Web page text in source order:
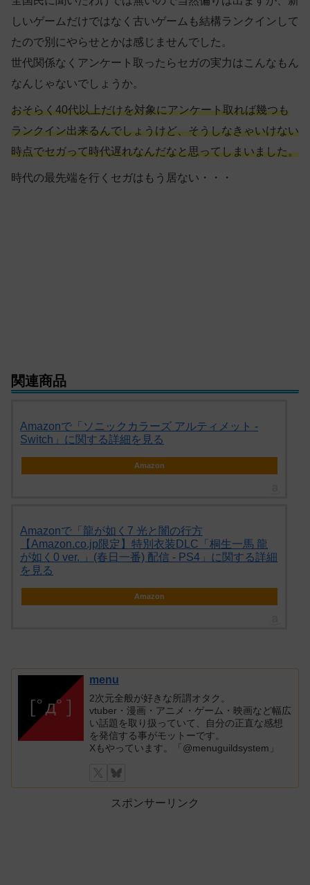
しいゲームだけではなく古いゲームも結構ランクインして
たので別にやらせとかは感じませんでした。
世代関係なくアンケート取ったらセガの実力はこんなもん
なんじゃないでしょうか。
おそらく40代以上だけを対象にアンケート取れば幾つも
ランクイン出来るんでしょうけど、そうしなきゃいけない
時点でセガって時代遅れなんだなと思ってしまいました。
時代の最先端を行くセガはもう居ない・・・
関連商品
Amazonで「ソニックカラーズ アルティメット -
Switch」に関する詳細を見る
Amazon
Amazonで「龍が如く7 光と闇の行方
【Amazon.co.jp限定】特別衣装DLC「桐生一馬 龍
が如く0 ver. 」(春日一番) 配信 - PS4」に関する詳細
を見る
Amazon
menu
2次元全般が好きな所謂オタク。
vtuber・漫画・アニメ・ゲーム・映画など幅広
い話題を取り扱っていて、自分の正直な感想
を発信する事がモットーです。
Xもやっています。「@menuguildsystem」
スポンサーリンク